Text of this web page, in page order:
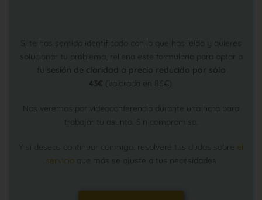
Si te has sentido identificado con lo que has leído y quieres
solucionar tu problema, rellena este formulario para optar a
tu sesión de claridad a precio reducido por sólo
43€ (valorada en 86€).
Nos veremos por videoconferencia durante una hora para
trabajar tu asunto. Sin compromiso.
Y si deseas continuar conmigo, resolveré tus dudas sobre el
servicio que más se ajuste a tus necesidades